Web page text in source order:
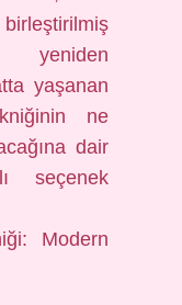
yeniden
yaşanan
ne
dair
seçenek
Modern